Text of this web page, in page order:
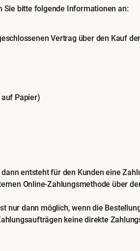
Sie bitte folgende Informationen an:
Vertrag über den Kauf
Papier)
entsteht für den Kunden eine
Online-Zahlungsmethode über
nur dann möglich, wenn die
keine direkte